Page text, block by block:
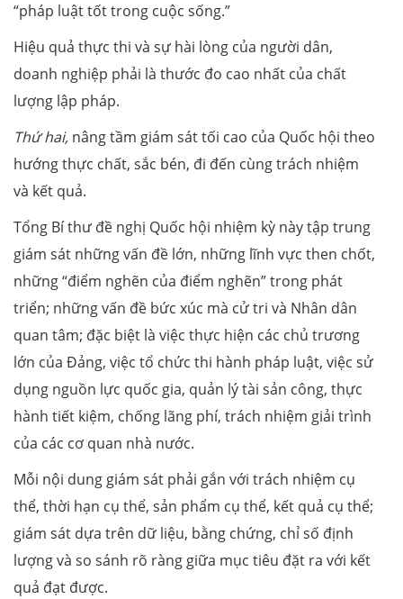
“pháp luật tốt trong cuộc sống.”
Hiệu quả thực thi và sự hài lòng của người dân,
doanh nghiệp phải là thước đo cao nhất của chất
lượng lập pháp.
Thứ hai, nâng tầm giám sát tối cao của Quốc hội theo
hướng thực chất, sắc bén, đi đến cùng trách nhiệm
và kết quả.
Tổng Bí thư đề nghị Quốc hội nhiệm kỳ này tập trung
giám sát những vấn đề lớn, những lĩnh vực then chốt,
những “điểm nghẽn của điểm nghẽn” trong phát
triển; những vấn đề bức xúc mà cử tri và Nhân dân
quan tâm; đặc biệt là việc thực hiện các chủ trương
lớn của Đảng, việc tổ chức thi hành pháp luật, việc sử
dụng nguồn lực quốc gia, quản lý tài sản công, thực
hành tiết kiệm, chống lãng phí, trách nhiệm giải trình
của các cơ quan nhà nước.
Mỗi nội dung giám sát phải gắn với trách nhiệm cụ
thể, thời hạn cụ thể, sản phẩm cụ thể, kết quả cụ thể;
giám sát dựa trên dữ liệu, bằng chứng, chỉ số định
lượng và so sánh rõ ràng giữa mục tiêu đặt ra với kết
quả đạt được.